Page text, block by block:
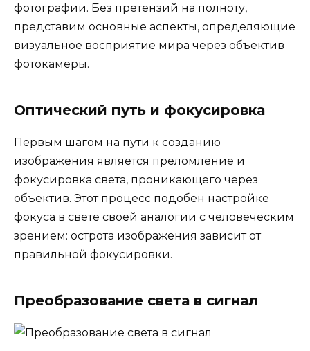
фотографии. Без претензий на полноту,
представим основные аспекты, определяющие
визуальное восприятие мира через объектив
фотокамеры.
Оптический путь и фокусировка
Первым шагом на пути к созданию
изображения является преломление и
фокусировка света, проникающего через
объектив. Этот процесс подобен настройке
фокуса в свете своей аналогии с человеческим
зрением: острота изображения зависит от
правильной фокусировки.
Преобразование света в сигнал